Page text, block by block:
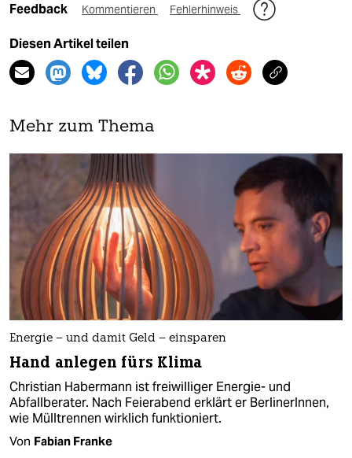
Feedback Kommentieren Fehlerhinweis
Diesen Artikel teilen
Mehr zum Thema
Energie – und damit Geld – einsparen
Hand anlegen fürs Klima
Christian Habermann ist freiwilliger Energie- und
Abfallberater. Nach Feierabend erklärt er BerlinerInnen,
wie Mülltrennen wirklich funktioniert.
Von Fabian Franke